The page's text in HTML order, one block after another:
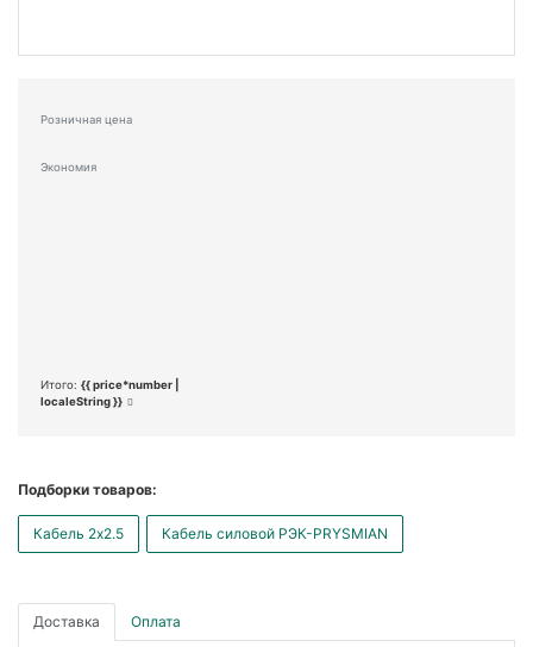
Розничная цена
Экономия
Итого: {{ price*number |
localeString }}
Подборки товаров:
Кабель 2x2.5 Кабель силовой РЭК-PRYSMIAN
Доставка Оплата